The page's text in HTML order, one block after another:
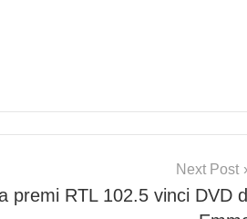
Next Post
premi RTL 102.5 vinci DVD